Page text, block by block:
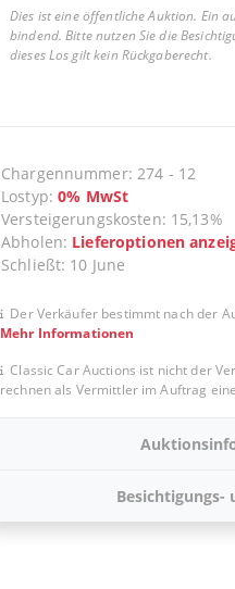
Dies ist eine öffentliche Auktion. Ein
bindend. Bitte nutzen Sie die
dieses Los gilt kein Rückgaberecht.
Chargennummer: 274 - 12
Lostyp:0% MwSt
Versteigerungskosten: 15,13%
Abholen: Lieferoptionen
Schließt: 10 June
Der Verkäufer bestimmt nach der
Mehr Informationen
Classic Car Auctions ist nicht der
rechnen als Vermittler im Auftrag
Besichtigungs-